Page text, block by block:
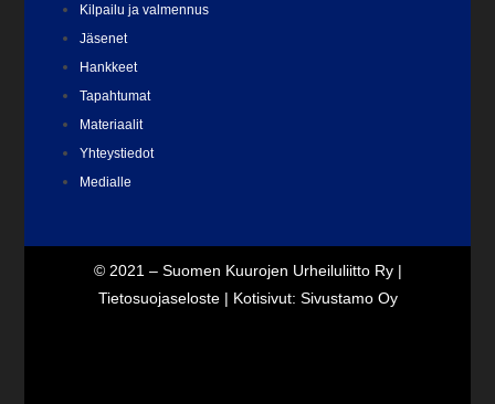
Kilpailu ja valmennus
Jäsenet
Hankkeet
Tapahtumat
Materiaalit
Yhteystiedot
Medialle
© 2021 – Suomen Kuurojen Urheiluliitto Ry |
Tietosuojaseloste| Kotisivut: Sivustamo Oy